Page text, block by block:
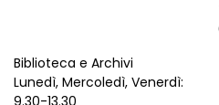
Biblioteca e Archivi
Lunedì, Mercoledì, Venerdì:
9.30-13.30